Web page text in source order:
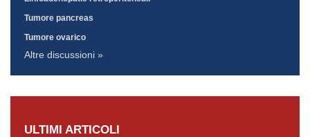
Tumore pancreas
Tumore ovarico
Altre discussioni »
ULTIMI ARTICOLI